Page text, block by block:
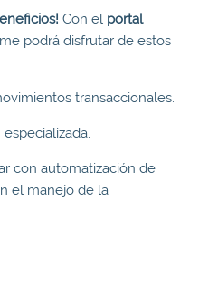
Con el portal
podrá disfrutar de estos
transaccionales.
con automatización de
el manejo de la